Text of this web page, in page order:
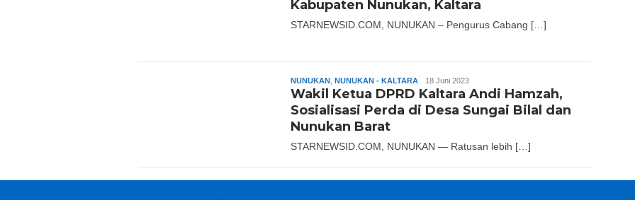
Kabupaten Nunukan, Kaltara
STARNEWSID.COM, NUNUKAN – Pengurus Cabang […]
NUNUKAN,NUNUKAN - KALTARASlamet
18 Juni 2023
Wakil Ketua DPRD Kaltara Andi Hamzah,
Sosialisasi Perda di Desa Sungai Bilal dan
Nunukan Barat
STARNEWSID.COM, NUNUKAN — Ratusan lebih […]